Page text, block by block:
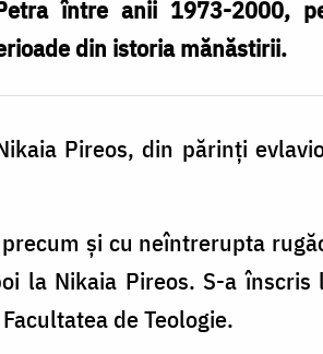
între anii 1973-2000,
din istoria mănăstirii.
Pireos, din părinţi
şi cu neîntrerupta
la Nikaia Pireos. S-a înscris
de Teologie.